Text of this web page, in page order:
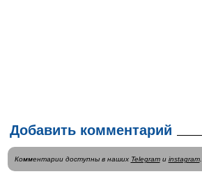
Добавить комментарий
Комментарии доступны в наших Telegramи instagram.